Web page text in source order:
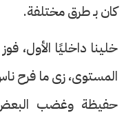
كان بـ طرق مختلفة.
خلينا داخليًا الأول،
المستوى، زى ما فرح
حفيظة وغضب البعض،